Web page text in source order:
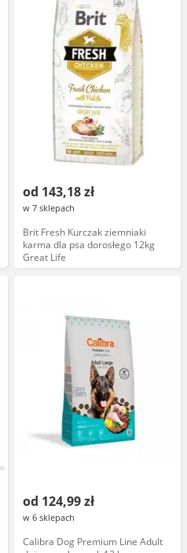
od 143,18 zł
w 7 sklepach
Brit Fresh Kurczak ziemniaki
karma dla psa dorosłego 12kg
Great Life
od 124,99 zł
w 6 sklepach
Calibra Dog Premium Line Adult